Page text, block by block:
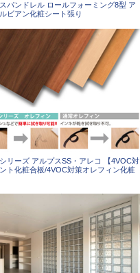
パンドレル ロールフォーミング8型 ア
ビアン化粧シート張り
リーズ アルプスSS・アレコ 【4VOC対
ト化粧合板/4VOC対策オレフィン化粧